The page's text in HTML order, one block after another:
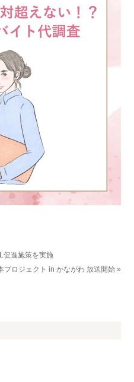
促進施策を実施
プロジェクト in かながわ 放送開始 »